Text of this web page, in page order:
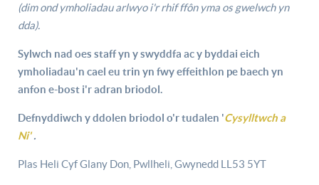
(dim ond ymholiadau arlwyo i'r rhif ffôn yma os gwelwch yn
dda).
Sylwch nad oes staff yn y swyddfa ac y byddai eich
ymholiadau'n cael eu trin yn fwy effeithlon pe baech yn
anfon e-bost i'r adran briodol.
Defnyddiwch y ddolen briodol o'r tudalen 'Cysylltwch a
Ni'.
Plas Heli Cyf Glany Don, Pwllheli, Gwynedd LL53 5YT